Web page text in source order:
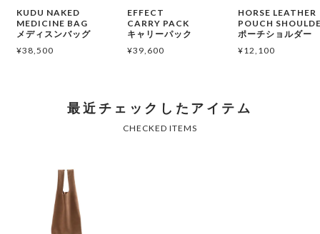
KUDU NAKED
MEDICINE BAG
メディスンバッグ
¥38,500
EFFECT
CARRY PACK
キャリーパック
¥39,600
HORSE LEATHER
POUCH
ポーチショルダー
¥12,100